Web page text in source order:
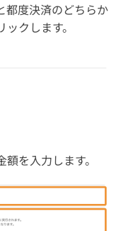
都度決済のどちらか
クします。
を入力します。